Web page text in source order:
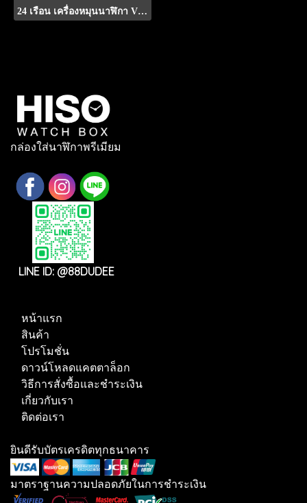
24 เรือน เครื่องหมุนนาฬิกา VT24-S
กล่องใส่นาฬิกาพรีเมียม
LINE ID: @88DUDEE
หน้าแรก
สินค้า
โปรโมชั่น
ดาวน์โหลดแคตตาล็อก
วิธีการสั่งซื้อและชำระเงิน
เกี่ยวกับเรา
ติดต่อเรา
ยินดีรับบัตรเครดิตทุกธนาคาร
มาตราฐานความปลอดภัยในการชำระเงิน